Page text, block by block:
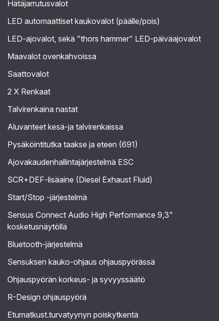
Hätäjarrutusvalot
LED automaattiset kaukovalot (päälle/pois)
LED-ajovalot, sekä "thors hammer" LED-päiväajovalot
Maavalot ovenkahvoissa
Saattovalot
2 X Renkaat
Talvirenkaina nastat
Aluvanteet kesä-ja talvirenkaissa
Pysäköintitutka taakse ja eteen (691)
Ajovakaudenhallintajärjestelmä ESC
SCR+DEF-lisäaine (Diesel Exhaust Fluid)
Start/Stop -järjestelmä
Sensus Connect Audio High Performance 9,3"
kosketusnäytöllä
Bluetooth-järjestelmä
Sensuksen kauko-ohjaus ohjauspyörässä
Ohjauspyörän korkeus- ja syvyyssäätö
R-Design ohjauspyörä
Etumatkust.turvatyynyn poiskytkentä